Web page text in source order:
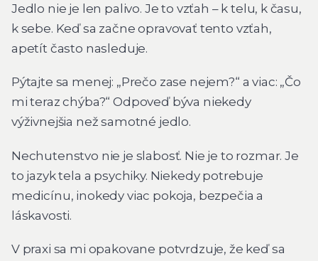
Jedlo nie je len palivo. Je to vzťah – k telu, k času,
k sebe. Keď sa začne opravovať tento vzťah,
apetít často nasleduje.
Pýtajte sa menej: „Prečo zase nejem?“ a viac: „Čo
mi teraz chýba?“ Odpoveď býva niekedy
výživnejšia než samotné jedlo.
Nechutenstvo nie je slabosť. Nie je to rozmar. Je
to jazyk tela a psychiky. Niekedy potrebuje
medicínu, inokedy viac pokoja, bezpečia a
láskavosti.
V praxi sa mi opakovane potvrdzuje, že keď sa